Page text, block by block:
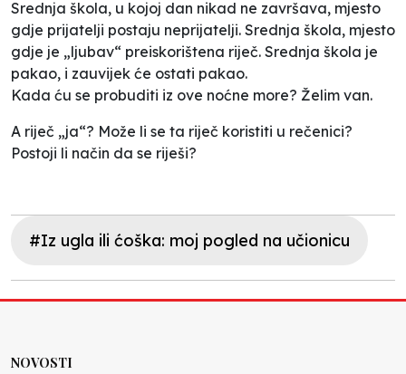
Srednja škola, u kojoj dan nikad ne završava, mjesto
gdje prijatelji postaju neprijatelji. Srednja škola, mjesto
gdje je „ljubav“ preiskorištena riječ. Srednja škola je
pakao, i zauvijek će ostati pakao.
Kada ću se probuditi iz ove noćne more? Želim van.
A riječ „ja“? Može li se ta riječ koristiti u rečenici?
Postoji li način da se riješi?
#Iz ugla ili ćoška: moj pogled na učionicu
NOVOSTI